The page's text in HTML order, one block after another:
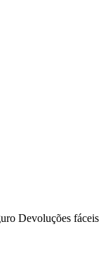
Devoluções fáceis